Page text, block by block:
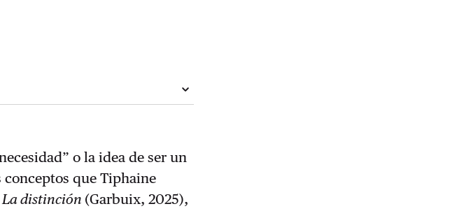
o la idea de ser un
conceptos que Tiphaine
La distinción (Garbuix, 2025),